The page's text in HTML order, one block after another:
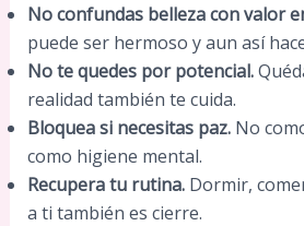
No confundas belleza con valor
puede ser hermoso y aun así
No te quedes por potencial.
realidad también te cuida.
Bloquea si necesitas paz.No
como higiene mental.
Recupera tu rutina.Dormir,
a ti también es cierre.